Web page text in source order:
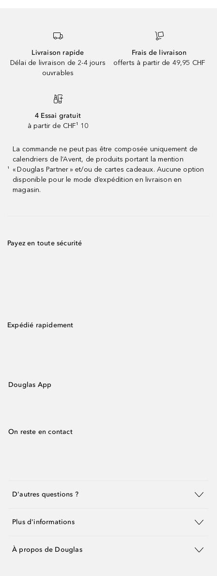
Livraison rapide
Délai de livraison de 2-4 jours
ouvrables
Frais de livraison
offerts à partir de 49,95 CHF
4 Essai gratuit
à partir de CHF¹ 10
¹
La commande ne peut pas être composée uniquement de
calendriers de l’Avent, de produits portant la mention
« Douglas Partner » et/ou de cartes cadeaux. Aucune option
disponible pour le mode d’expédition en livraison en
magasin.
Payez en toute sécurité
Expédié rapidement
Douglas App
On reste en contact
D'autres questions ?
Plus d'informations
À propos de Douglas